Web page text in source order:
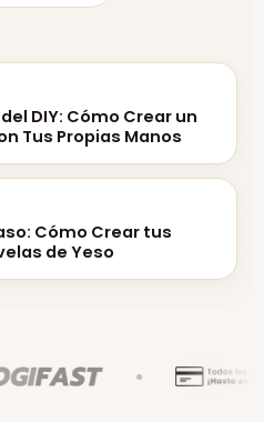
DIY: Cómo Crear un
Tus Propias Manos
Cómo Crear tus
de Yeso